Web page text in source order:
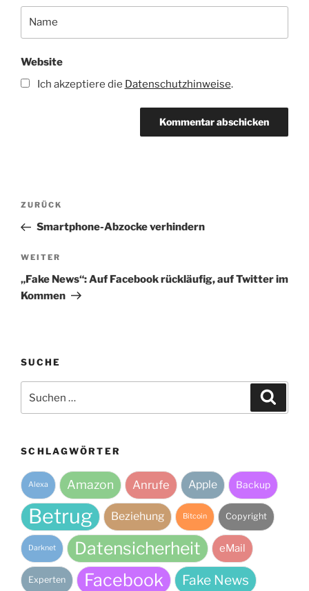
Website
Ich akzeptiere die Datenschutzhinweise.
Beitragsnavigation
Vorheriger
Beitrag
ZURÜCK
Smartphone-Abzocke verhindern
Nächster
Beitrag
WEITER
„Fake News“: Auf Facebook rückläufig, auf Twitter im
Kommen
SUCHE
nach:
SCHLAGWÖRTER
Alexa Amazon Anrufe Apple Backup
Betrug Beziehung Bitcoin Copyright
Darknet Datensicherheit eMail
Experten Facebook Fake News